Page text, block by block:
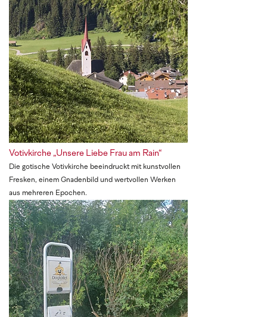
Votivkirche „Unsere Liebe Frau am Rain“
Die gotische Votivkirche beeindruckt mit kunstvollen
Fresken, einem Gnadenbild und wertvollen Werken
aus mehreren Epochen.